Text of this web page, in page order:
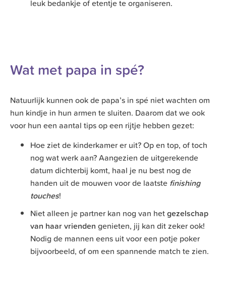
leuk bedankje of etentje te organiseren.
Wat met papa in spé?
Natuurlijk kunnen ook de papa’s in spé niet wachten om
hun kindje in hun armen te sluiten. Daarom dat we ook
voor hun een aantal tips op een rijtje hebben gezet:
Hoe ziet de kinderkamer er uit? Op en top, of toch
nog wat werk aan? Aangezien de uitgerekende
datum dichterbij komt, haal je nu best nog de
handen uit de mouwen voor de laatste finishing
touches!
Niet alleen je partner kan nog van hetgezelschap
van haar vrienden genieten, jij kan dit zeker ook!
Nodig de mannen eens uit voor een potje poker
bijvoorbeeld, of om een spannende match te zien.